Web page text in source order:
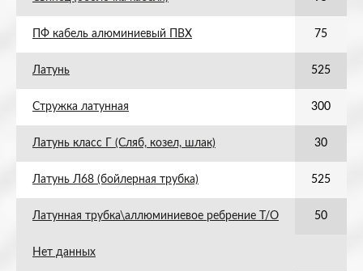
ПФ кабель алюминиевый ПВХ 75
Латунь 525
Стружка латунная 300
Латунь класс Г (Сляб, козел, шлак) 30
Латунь Л68 (бойлерная трубка) 525
Латунная трубка\аллюминиевое ребрение Т/О 50
Нет данных